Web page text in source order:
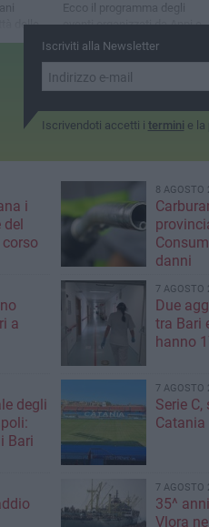
delle
pubblico
Ecco il programma degli
eventi organizzati da Anpi e
coordinamento antifascista
comunale
Iscriviti alla Newsletter
Iscrivendoti accetti i termini e la
i
del
8 AGOSTO
danni
a
7 AGOSTO
Due
tra Bari
hanno
degli
Bari
7 AGOSTO
Serie
7 AGOSTO
35^
Vlora